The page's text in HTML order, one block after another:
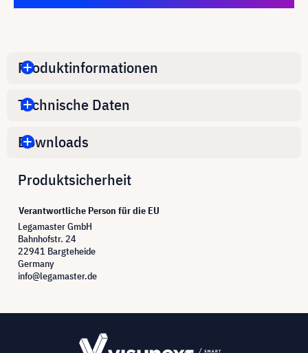
Produktinformationen
Technische Daten
Downloads
Produktsicherheit
Verantwortliche Person für die EU
Legamaster GmbH
Bahnhofstr. 24
22941 Bargteheide
Germany
info@legamaster.de